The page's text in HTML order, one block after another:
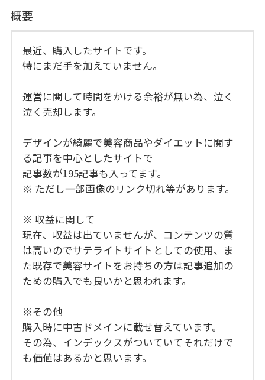
概要
最近、購入したサイトです。
特にまだ手を加えていません。
運営に関して時間をかける余裕が無い為、泣く
泣く売却します。
デザインが綺麗で美容商品やダイエットに関す
る記事を中心としたサイトで
記事数が195記事も入ってます。
※ ただし一部画像のリンク切れ等があります。
※ 収益に関して
現在、収益は出ていませんが、コンテンツの質
は高いのでサテライトサイトとしての使用、ま
た既存で美容サイトをお持ちの方は記事追加の
ための購入でも良いかと思われます。
※その他
購入時に中古ドメインに載せ替えています。
その為、インデックスがついていてそれだけで
も価値はあるかと思います。